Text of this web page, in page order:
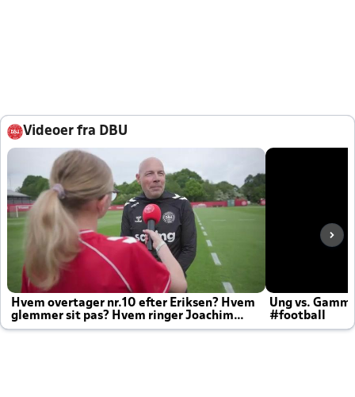
Videoer fra DBU
Hvem overtager nr.10 efter Eriksen? Hvem
glemmer sit pas? Hvem ringer Joachim
altid til efter kampe?
Ung vs.
#football